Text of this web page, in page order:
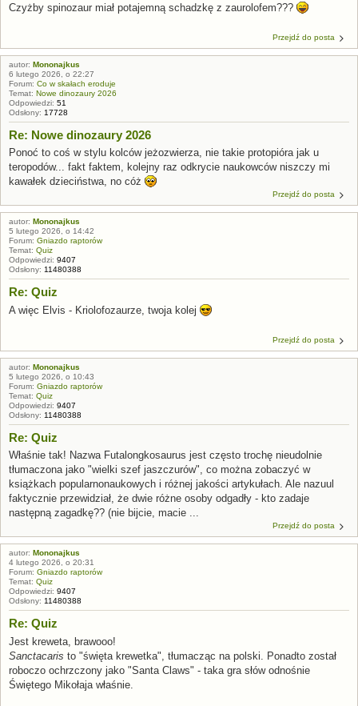
Czyżby spinozaur miał potajemną schadzkę z zaurolofem???
Przejdź do posta
autor: Mononajkus
6 lutego 2026, o 22:27
Forum: Co w skałach eroduje
Temat: Nowe dinozaury 2026
Odpowiedzi: 51
Odsłony: 17728
Re: Nowe dinozaury 2026
Ponoć to coś w stylu kolców jeżozwierza, nie takie protopióra jak u
teropodów... fakt faktem, kolejny raz odkrycie naukowców niszczy mi
kawałek dzieciństwa, no cóż
Przejdź do posta
autor: Mononajkus
5 lutego 2026, o 14:42
Forum: Gniazdo raptorów
Temat: Quiz
Odpowiedzi: 9407
Odsłony: 11480388
Re: Quiz
A więc Elvis - Kriolofozaurze, twoja kolej
Przejdź do posta
autor: Mononajkus
5 lutego 2026, o 10:43
Forum: Gniazdo raptorów
Temat: Quiz
Odpowiedzi: 9407
Odsłony: 11480388
Re: Quiz
Właśnie tak! Nazwa Futalongkosaurus jest często trochę nieudolnie
tłumaczona jako "wielki szef jaszczurów", co można zobaczyć w
książkach popularnonaukowych i różnej jakości artykułach. Ale nazuul
faktycznie przewidział, że dwie różne osoby odgadły - kto zadaje
następną zagadkę?? (nie bijcie, macie ...
Przejdź do posta
autor: Mononajkus
4 lutego 2026, o 20:31
Forum: Gniazdo raptorów
Temat: Quiz
Odpowiedzi: 9407
Odsłony: 11480388
Re: Quiz
Jest kreweta, brawooo!
Sanctacaris to "święta krewetka", tłumacząc na polski. Ponadto został
roboczo ochrzczony jako "Santa Claws" - taka gra słów odnośnie
Świętego Mikołaja właśnie.